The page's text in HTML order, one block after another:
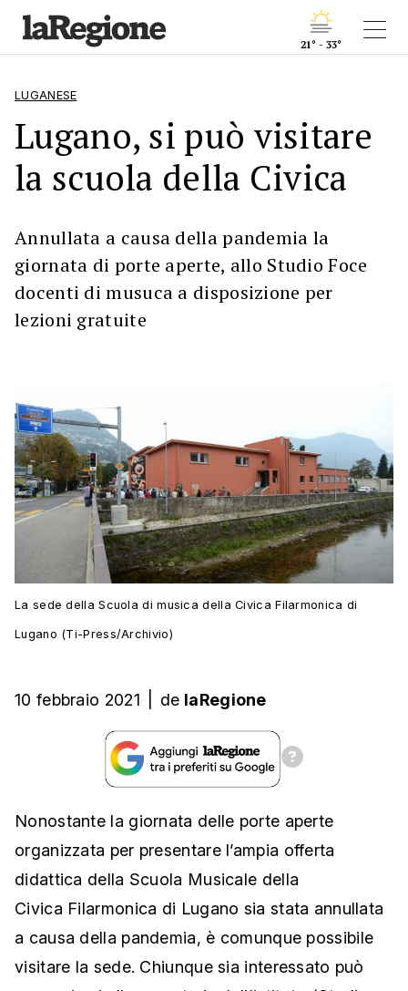
21° - 33°
LUGANESE
Lugano, si può visitare
la scuola della Civica
Annullata a causa della pandemia la
giornata di porte aperte, allo Studio Foce
docenti di musuca a disposizione per
lezioni gratuite
La sede della Scuola di musica della Civica Filarmonica di
Lugano (Ti-Press/Archivio)
10 febbraio 2021 de laRegione
Nonostante la giornata delle porte aperte
organizzata per presentare l’ampia offerta
didattica della Scuola Musicale della
Civica Filarmonica di Lugano sia stata annullata
a causa della pandemia, è comunque possibile
visitare la sede. Chiunque sia interessato può